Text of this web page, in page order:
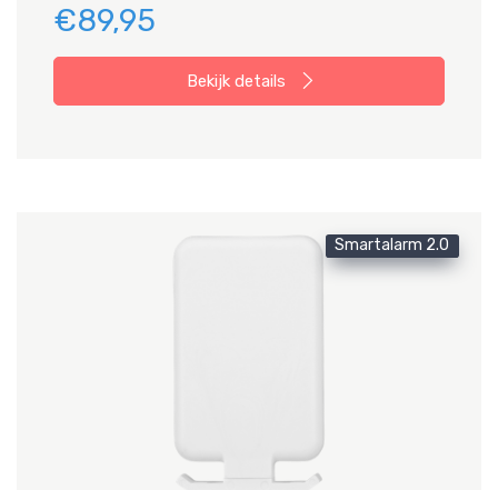
€89,95
Bekijk details
Smartalarm 2.0